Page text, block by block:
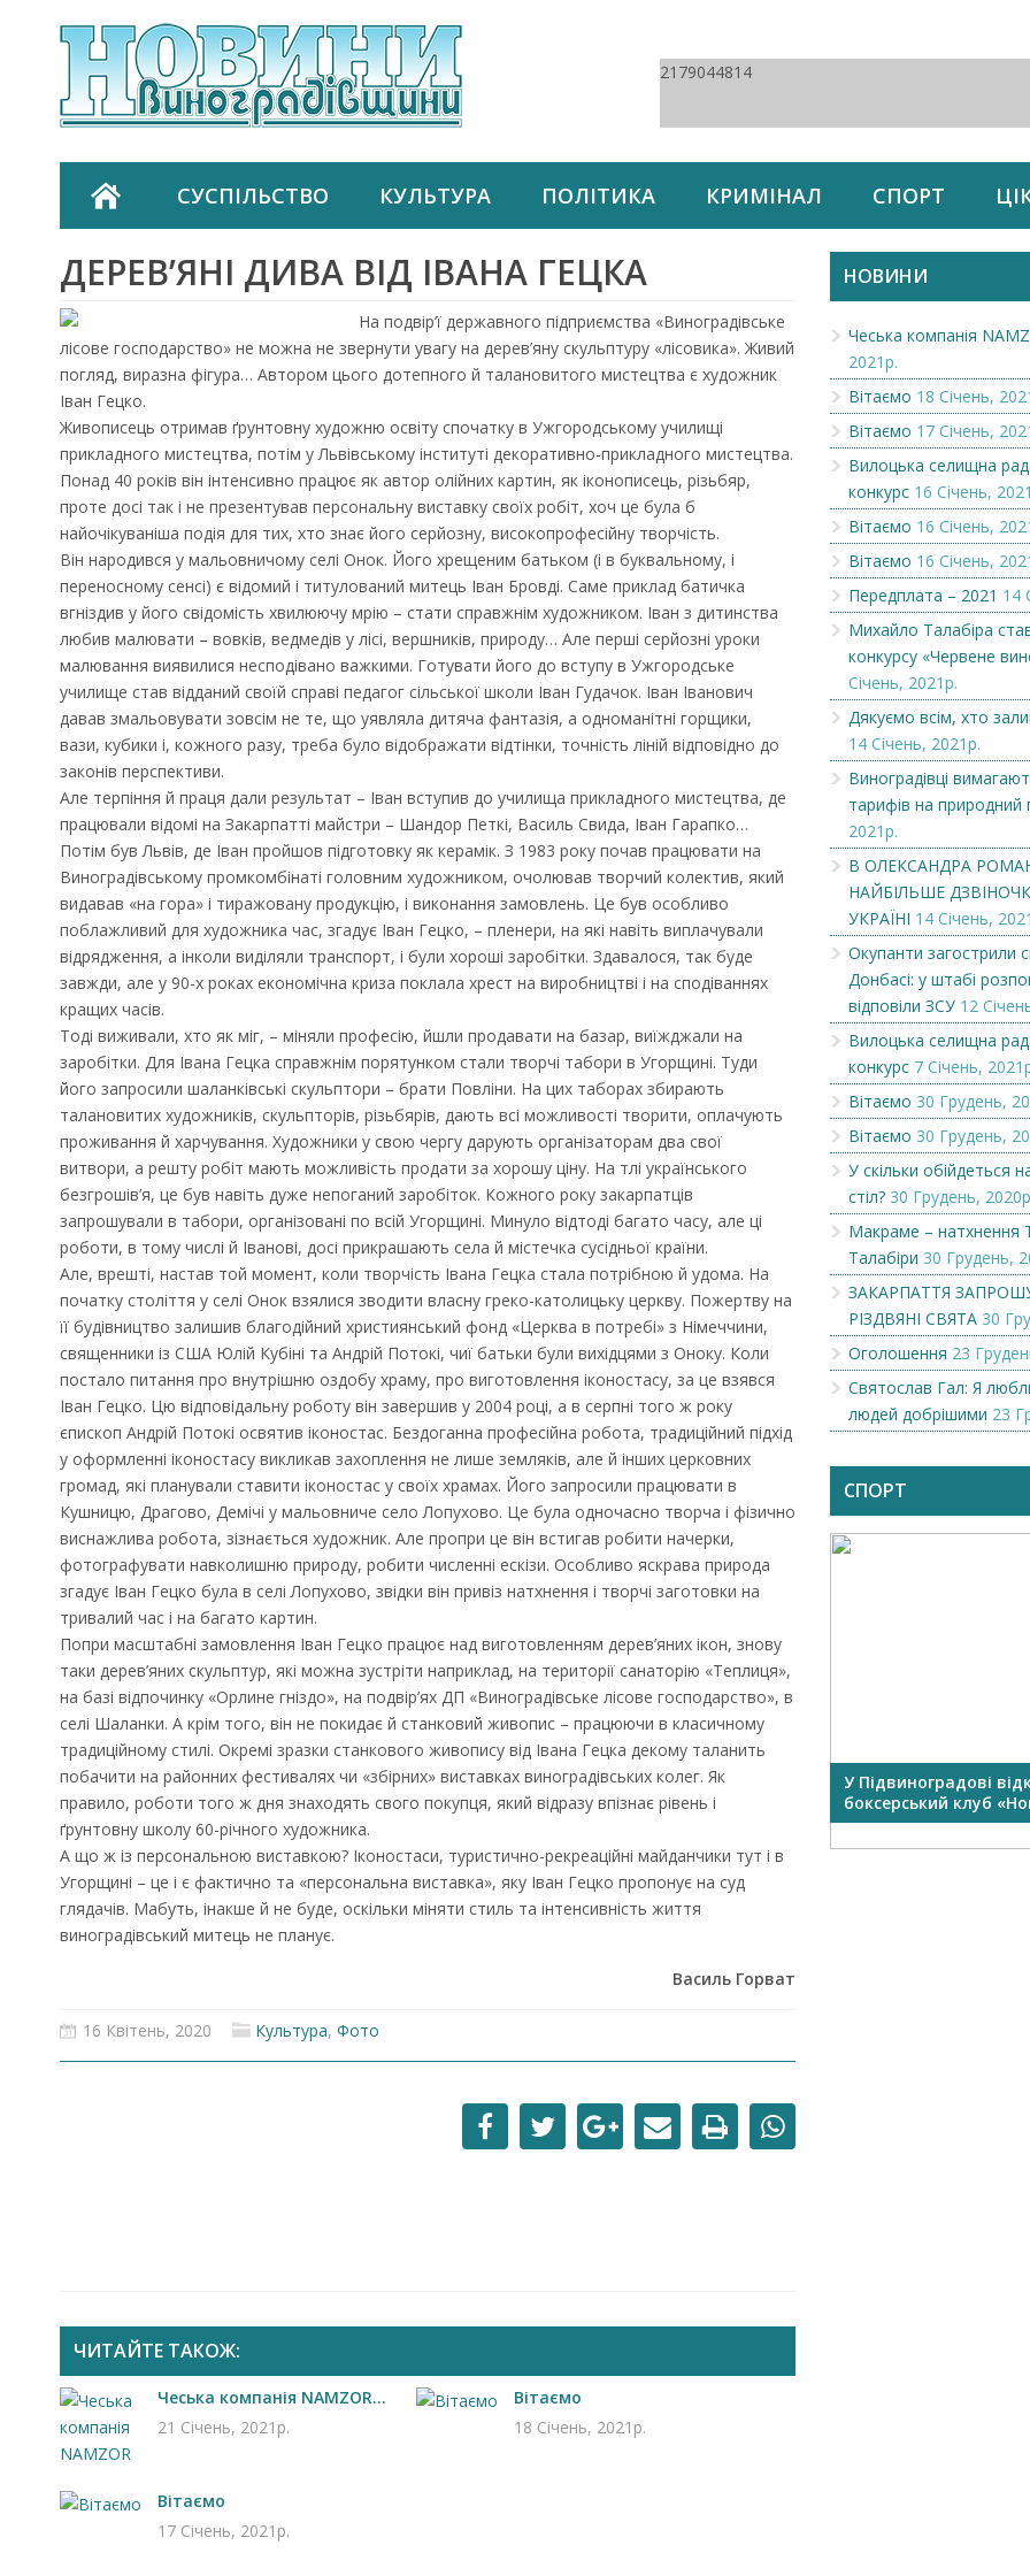
2179044814
СУСПІЛЬСТВО КУЛЬТУРА ПОЛІТИКА КРИМІНАЛ СПОРТ
ДЕРЕВ’ЯНІ ДИВА ВІД ІВАНА ГЕЦКА
На подвір’ї державного підприємства «Виноградівське
лісове господарство» не можна не звернути увагу на дерев’яну скульптуру «лісовика». Живий
погляд, виразна фігура… Автором цього дотепного й талановитого мистецтва є художник
Іван Гецко.
Живописець отримав ґрунтовну художню освіту спочатку в Ужгородському училищі
прикладного мистецтва, потім у Львівському інституті декоративно-прикладного мистецтва.
Понад 40 років він інтенсивно працює як автор олійних картин, як іконописець, різьбяр,
проте досі так і не презентував персональну виставку своїх робіт, хоч це була б
найочікуваніша подія для тих, хто знає його серйозну, високопрофесійну творчість.
Він народився у мальовничому селі Онок. Його хрещеним батьком (і в буквальному, і
переносному сенсі) є відомий і титулований митець Іван Бровді. Саме приклад батичка
вгніздив у його свідомість хвилюючу мрію – стати справжнім художником. Іван з дитинства
любив малювати – вовків, ведмедів у лісі, вершників, природу… Але перші серйозні уроки
малювання виявилися несподівано важкими. Готувати його до вступу в Ужгородське
училище став відданий своїй справі педагог сільської школи Іван Гудачок. Іван Іванович
давав змальовувати зовсім не те, що уявляла дитяча фантазія, а одноманітні горщики,
вази, кубики і, кожного разу, треба було відображати відтінки, точність ліній відповідно до
законів перспективи.
Але терпіння й праця дали результат – Іван вступив до училища прикладного мистецтва, де
працювали відомі на Закарпатті майстри – Шандор Петкі, Василь Свида, Іван Гарапко…
Потім був Львів, де Іван пройшов підготовку як керамік. З 1983 року почав працювати на
Виноградівському промкомбінаті головним художником, очолював творчий колектив, який
видавав «на гора» і тиражовану продукцію, і виконання замовлень. Це був особливо
поблажливий для художника час, згадує Іван Гецко, – пленери, на які навіть виплачували
відрядження, а інколи виділяли транспорт, і були хороші заробітки. Здавалося, так буде
завжди, але у 90-х роках економічна криза поклала хрест на виробництві і на сподіваннях
кращих часів.
Тоді виживали, хто як міг, – міняли професію, йшли продавати на базар, виїжджали на
заробітки. Для Івана Гецка справжнім порятунком стали творчі табори в Угорщині. Туди
його запросили шаланківські скульптори – брати Повліни. На цих таборах збирають
талановитих художників, скульпторів, різьбярів, дають всі можливості творити, оплачують
проживання й харчування. Художники у свою чергу дарують організаторам два свої
витвори, а решту робіт мають можливість продати за хорошу ціну. На тлі українського
безгрошів’я, це був навіть дуже непоганий заробіток. Кожного року закарпатців
запрошували в табори, організовані по всій Угорщині. Минуло відтоді багато часу, але ці
роботи, в тому числі й Іванові, досі прикрашають села й містечка сусідньої країни.
Але, врешті, настав той момент, коли творчість Івана Гецка стала потрібною й удома. На
початку століття у селі Онок взялися зводити власну греко-католицьку церкву. Пожертву на
її будівництво залишив благодійний християнський фонд «Церква в потребі» з Німеччини,
священники із США Юлій Кубіні та Андрій Потокі, чиї батьки були вихідцями з Оноку. Коли
постало питання про внутрішню оздобу храму, про виготовлення іконостасу, за це взявся
Іван Гецко. Цю відповідальну роботу він завершив у 2004 році, а в серпні того ж року
єпископ Андрій Потокі освятив іконостас. Бездоганна професійна робота, традиційний підхід
у оформленні іконостасу викликав захоплення не лише земляків, але й інших церковних
громад, які планували ставити іконостас у своїх храмах. Його запросили працювати в
Кушницю, Драгово, Демічі у мальовниче село Лопухово. Це була одночасно творча і фізично
виснажлива робота, зізнається художник. Але пропри це він встигав робити начерки,
фотографувати навколишню природу, робити численні ескізи. Особливо яскрава природа
згадує Іван Гецко була в селі Лопухово, звідки він привіз натхнення і творчі заготовки на
тривалий час і на багато картин.
Попри масштабні замовлення Іван Гецко працює над виготовленням дерев’яних ікон, знову
таки дерев’яних скульптур, які можна зустріти наприклад, на території санаторію «Теплиця»,
на базі відпочинку «Орлине гніздо», на подвір’ях ДП «Виноградівське лісове господарство», в
селі Шаланки. А крім того, він не покидає й станковий живопис – працюючи в класичному
традиційному стилі. Окремі зразки станкового живопису від Івана Гецка декому таланить
побачити на районних фестивалях чи «збірних» виставках виноградівських колег. Як
правило, роботи того ж дня знаходять свого покупця, який відразу впізнає рівень і
ґрунтовну школу 60-річного художника.
А що ж із персональною виставкою? Іконостаси, туристично-рекреаційні майданчики тут і в
Угорщині – це і є фактично та «персональна виставка», яку Іван Гецко пропонує на суд
глядачів. Мабуть, інакше й не буде, оскільки міняти стиль та інтенсивність життя
виноградівський митець не планує.
Василь Горват
16 Квітень, 2020 Культура, Фото
ЧИТАЙТЕ ТАКОЖ:
Чеська компанія NAMZOR...
21 Січень, 2021р.
Вітаємо
18 Січень, 2021р.
Вітаємо
17 Січень, 2021р.
НОВИНИ
Чеська компанія
2021р.
Вітаємо 18 Січень,
Вітаємо 17 Січень,
Вилоцька селищна
конкурс 16 Січень,
Вітаємо 16 Січень,
Вітаємо 16 Січень,
Передплата – 2021 14
Михайло Талабіра
конкурсу «Червене
Січень, 2021р.
Дякуємо всім, хто
14 Січень, 2021р.
Виноградівці
тарифів на природний
2021р.
В ОЛЕКСАНДРА
НАЙБІЛЬШЕ
УКРАЇНІ 14 Січень,
Окупанти загострили
Донбасі: у штабі
відповіли ЗСУ 12
Вилоцька селищна
конкурс 7 Січень,
Вітаємо 30 Грудень,
Вітаємо 30 Грудень,
У скільки обійдеться
стіл? 30 Грудень,
Макраме – натхнення
Талабіри 30 Грудень,
ЗАКАРПАТТЯ
РІЗДВЯНІ СВЯТА 30
Оголошення 23
Святослав Гал: Я
людей добрішими 23
СПОРТ
У Підвиноградові
боксерський клуб
Вітаємо Чеська компанія
Запрошуємо на роботу в
Чехію
Чеська компанія NAMZOR
Викупимо
смородини...